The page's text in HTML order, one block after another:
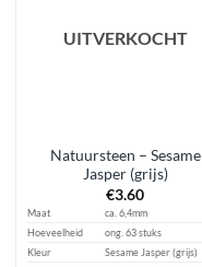
UITVERKOCHT
Natuursteen – Sesame
Jasper (grijs)
€3.60
Maat
ca. 6,4mm
Hoeveelheid
ong. 63 stuks
Kleur
Sesame Jasper (grijs)